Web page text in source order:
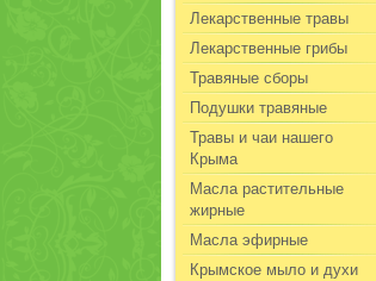
Лекарственные травы
Лекарственные грибы
Травяные сборы
Подушки травяные
Травы и чаи нашего
Крыма
Масла растительные
жирные
Масла эфирные
Крымское мыло и духи